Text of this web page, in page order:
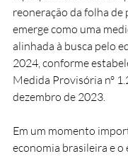
reoneração da folha de
emerge como uma
alinhada à busca pelo
2024, conforme
Medida Provisória nº
dezembro de 2023.
Em um momento
economia brasileira e